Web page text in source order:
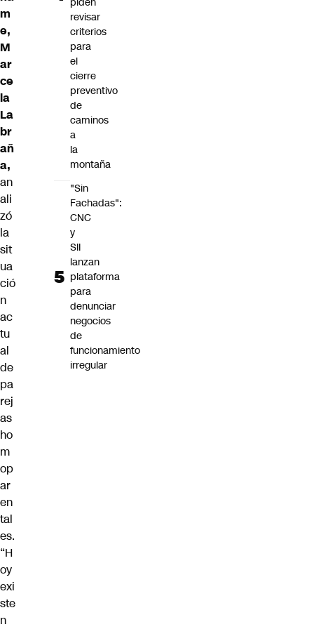
m
e,
M
ar
ce
la
La
br
añ
a,
an
ali
zó
la
sit
ua
ció
n
ac
tu
al
de
pa
rej
as
ho
m
op
ar
en
tal
es.
“H
oy
exi
ste
n
revisar
criterios
para
el
cierre
preventivo
de
caminos
a
la
montaña
"Sin
Fachadas":
CNC
y
SII
lanzan
plataforma
para
denunciar
negocios
de
funcionamiento
irregular